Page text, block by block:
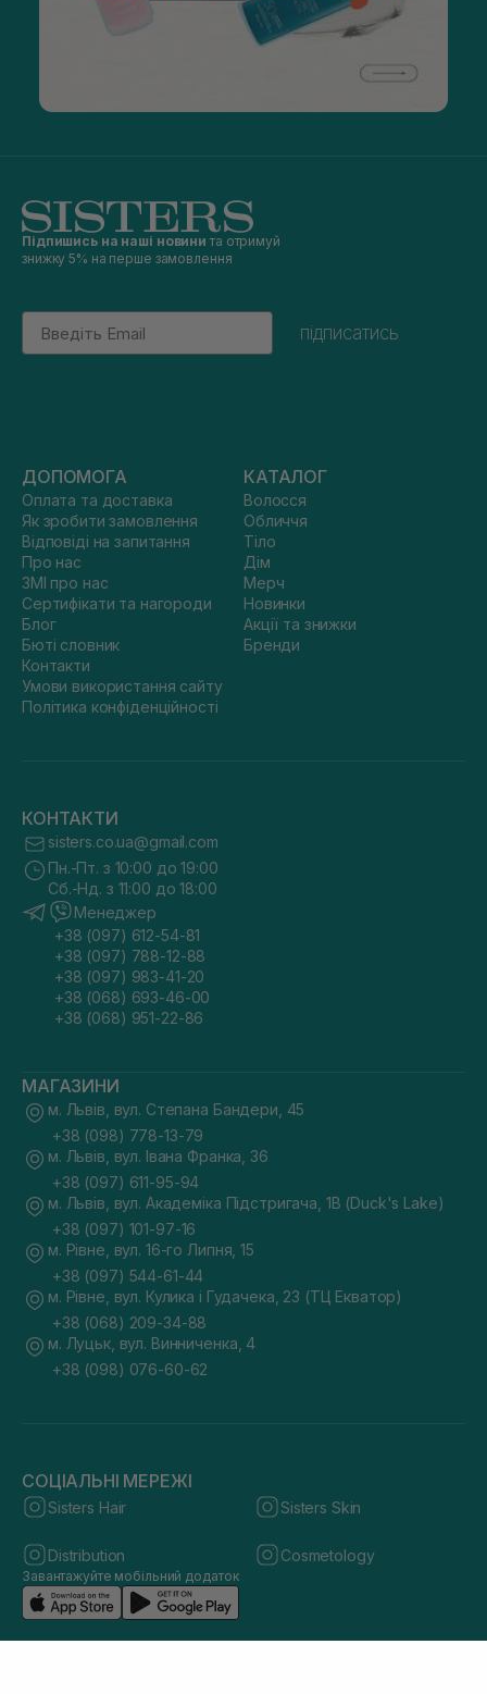
Підпишись на наші новини та отримуй
знижку 5% на перше замовлення
Email
підписатись
ДОПОМОГА
Оплата та доставка
Як зробити замовлення
Відповіді на запитання
Про нас
ЗМІ про нас
Сертифікати та нагороди
Блог
Бюті словник
Контакти
Умови використання сайту
Політика конфіденційності
КАТАЛОГ
Волосся
Обличчя
Тіло
Дім
Мерч
Новинки
Акції та знижки
Бренди
КОНТАКТИ
sisters.co.ua@gmail.com
Пн.-Пт. з 10:00 до 19:00
Сб.-Нд. з 11:00 до 18:00
Менеджер
+38 (097) 612-54-81
+38 (097) 788-12-88
+38 (097) 983-41-20
+38 (068) 693-46-00
+38 (068) 951-22-86
МАГАЗИНИ
м. Львів, вул. Степана Бандери, 45
+38 (098) 778-13-79
м. Львів, вул. Івана Франка, 36
+38 (097) 611-95-94
м. Львів, вул. Академіка Підстригача, 1В (Duck's Lake)
+38 (097) 101-97-16
м. Рівне, вул. 16-го Липня, 15
+38 (097) 544-61-44
м. Рівне, вул. Кулика і Гудачека, 23 (ТЦ Екватор)
+38 (068) 209-34-88
м. Луцьк, вул. Винниченка, 4
+38 (098) 076-60-62
СОЦІАЛЬНІ МЕРЕЖІ
Sisters Hair Sisters Skin
Distribution Cosmetology
Завантажуйте мобільний додаток